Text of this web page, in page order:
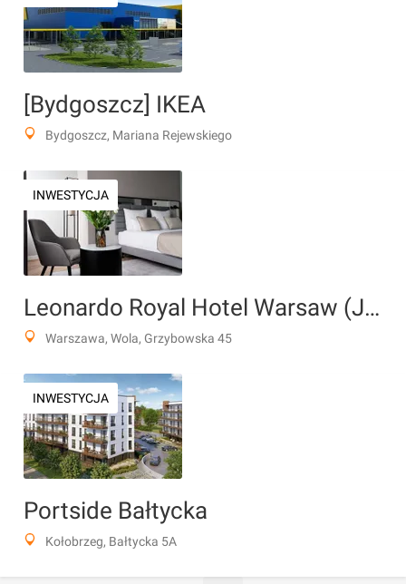
[Bydgoszcz] IKEA
Bydgoszcz, Mariana Rejewskiego
INWESTYCJA
Leonardo Royal Hotel Warsaw (JM Tower)
Warszawa, Wola, Grzybowska 45
INWESTYCJA
Portside Bałtycka
Kołobrzeg, Bałtycka 5A